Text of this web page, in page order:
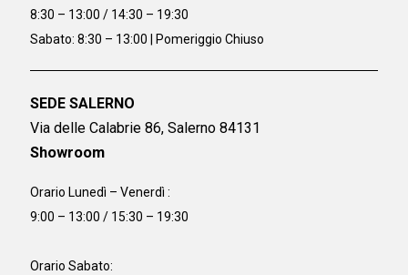
8:30 – 13:00 / 14:30 – 19:30
Sabato: 8:30 – 13:00 | Pomeriggio Chiuso
SEDE SALERNO
Via delle Calabrie 86, Salerno 84131
Showroom
Orario Lunedì – Venerdì :
9:00 – 13:00 / 15:30 – 19:30
Orario Sabato: